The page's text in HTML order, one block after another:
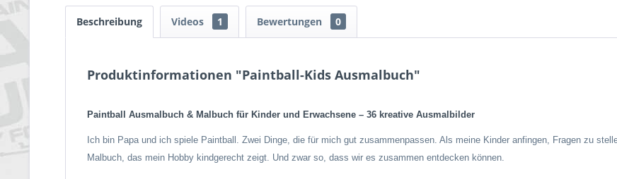
Beschreibung Videos 1 Bewertungen 0
Produktinformationen "Paintball-Kids Ausmalbuch"
Paintball Ausmalbuch & Malbuch für Kinder und Erwachsene – 36 kreative Ausmalbilder
Ich bin Papa und ich spiele Paintball. Zwei Dinge, die für mich gut zusammenpassen. Als meine Kinder anfingen, Fragen zu
Malbuch, das mein Hobby kindgerecht zeigt. Und zwar so, dass wir es zusammen entdecken können.